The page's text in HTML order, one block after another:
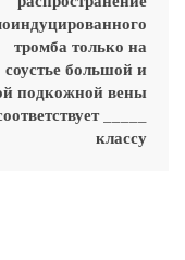
тромба только на
соустье большой и
подкожной вены
_____
классу